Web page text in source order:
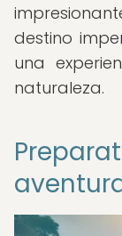
destino
una
naturaleza.